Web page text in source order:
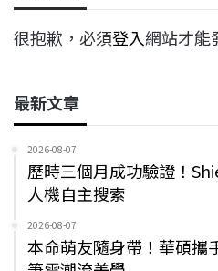
很抱歉，必須登入網站才能
最新文章
2026-08-07
歷時三個月成功驗證！
人機自主搜索
2026-08-07
本命萌友隨身帶！華碩攜